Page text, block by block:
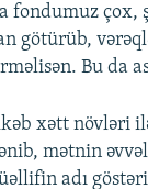
çox,
götürüb,
Bu da
xətt növləri
mətnin
adı